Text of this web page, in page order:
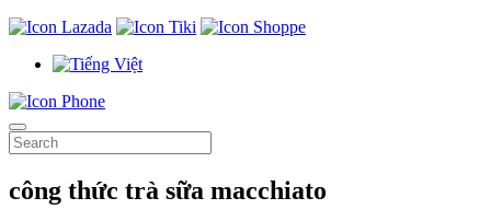
công thức trà sữa macchiato